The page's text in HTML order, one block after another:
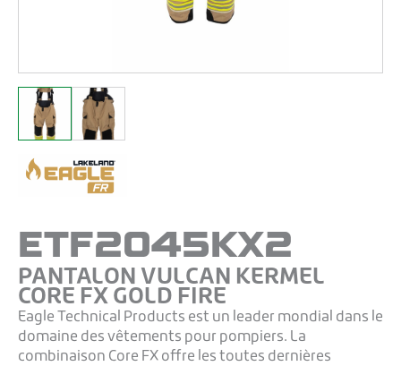
ETF2045KX2
PANTALON VULCAN KERMEL
CORE FX GOLD FIRE
Eagle Technical Products est un leader mondial dans le
domaine des vêtements pour pompiers. La
combinaison Core FX offre les toutes dernières